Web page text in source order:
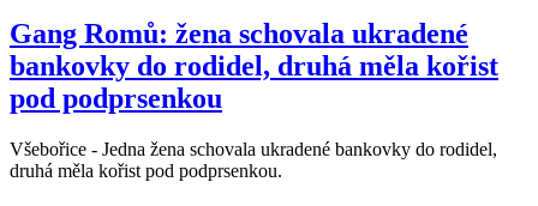
Gang Romů: žena schovala ukradené
bankovky do rodidel, druhá měla kořist
pod podprsenkou
Všebořice - Jedna žena schovala ukradené bankovky do rodidel,
druhá měla kořist pod podprsenkou.